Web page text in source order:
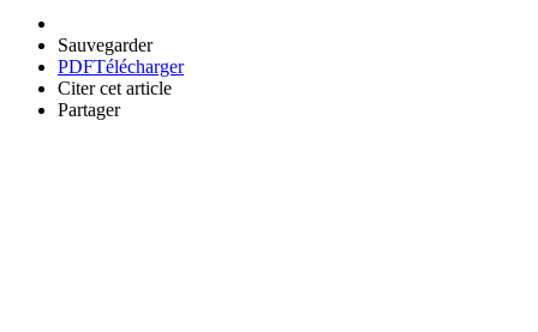
Sauvegarder
PDFTélécharger
Citer cet article
Partager